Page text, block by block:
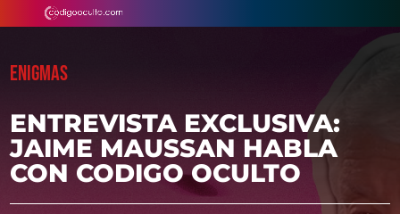
ENIGMAS
ENTREVISTA EXCLUSIVA:
JAIME MAUSSAN HABLA
CON CODIGO OCULTO